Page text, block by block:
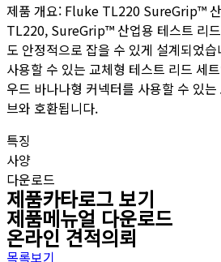
제품 개요: Fluke TL220 SureGrip™
TL220, SureGrip™ 산업용 테스트 리
도 안정적으로 잡을 수 있게 설계되었
사용할 수 있는 교체형 테스트 리드 세
우드 바나나형 커넥터를 사용할 수 있
브와 호환됩니다.
특징
사양
다운로드
제품카타로그 보기
제품메뉴얼 다운로드
온라인 견적의뢰
목록보기